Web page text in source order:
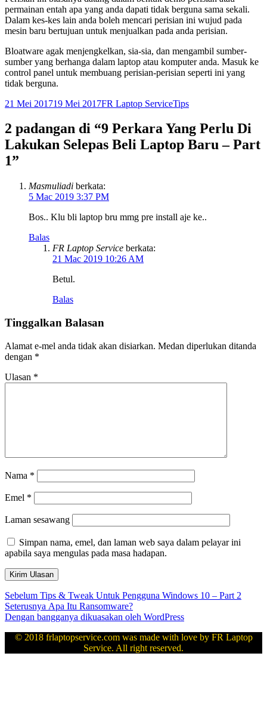
permainan entah apa yang anda dapati tidak berguna sama sekali.
Dalam kes-kes lain anda boleh mencari perisian ini wujud pada
mesin baru bertujuan untuk menjualkan pada anda perisian.
Bloatware agak menjengkelkan, sia-sia, dan mengambil sumber-
sumber yang berhanga dalam laptop atau komputer anda. Masuk ke
control panel untuk membuang perisian-perisian seperti ini yang
tidak berguna.
Dikirimkan
21 Mei 201719 Mei 2017Pengarang
FR Laptop ServiceKategori
Tips
2 padangan di “9 Perkara Yang Perlu Di
Lakukan Selepas Beli Laptop Baru – Part
1”
Masmuliadi berkata:
5 Mac 2019 3:37 PM
Bos.. Klu bli laptop bru mmg pre install aje ke..
Balas
FR Laptop Service berkata:
21 Mac 2019 10:26 AM
Betul.
Balas
Tinggalkan Balasan
Alamat e-mel anda tidak akan disiarkan. Medan diperlukan ditanda
dengan *
Ulasan *
Nama *
Emel *
Laman sesawang
Simpan nama, emel, dan laman web saya dalam pelayar ini
apabila saya mengulas pada masa hadapan.
Navigasi
kiriman
Sebelum Kiriman
sebelumnya:
Tips & Tweak Untuk Pengguna Windows 10 – Part 2
Seterusnya Kiriman
seterusnya:
Apa Itu Ransomware?
Dengan bangganya dikuasakan oleh WordPress
© 2018 frlaptopservice.com was made with love by FR Laptop
Service. All right reserved.